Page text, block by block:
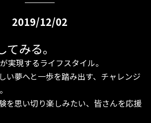
2019/12/02
みる。
実現するライフスタイル。
い夢へと一歩を踏み出す、チャレンジ
を思い切り楽しみたい、皆さんを応援